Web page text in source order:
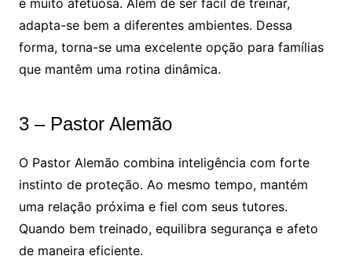
e muito afetuosa. Além de ser fácil de treinar,
adapta-se bem a diferentes ambientes. Dessa
forma, torna-se uma excelente opção para famílias
que mantêm uma rotina dinâmica.
3 – Pastor Alemão
O Pastor Alemão combina inteligência com forte
instinto de proteção. Ao mesmo tempo, mantém
uma relação próxima e fiel com seus tutores.
Quando bem treinado, equilibra segurança e afeto
de maneira eficiente.